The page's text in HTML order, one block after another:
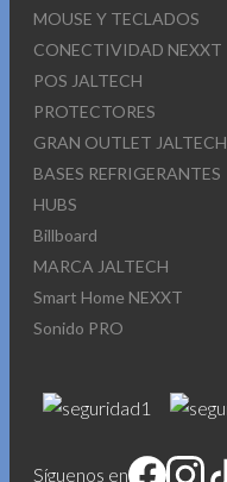
MOUSE Y TECLADOS
CONECTIVIDAD NEXXT
POS JALTECH
PROTECTORES
GRAN OUTLET JALTECH
BASES REFRIGERANTES
HUBS
Billboard
MARCA JALTECH
Smart Home NEXXT
Sonido PRO
Síguenos en